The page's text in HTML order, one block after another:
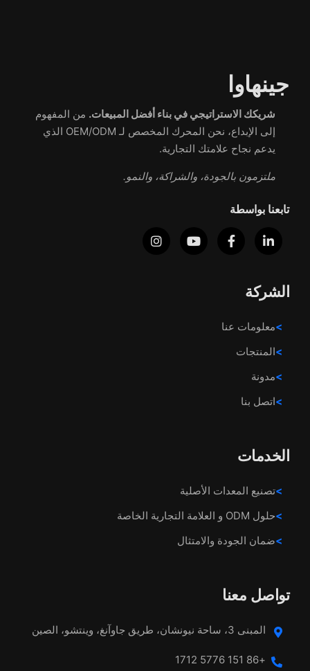
جينهاوا
شريكك الاستراتيجي في بناء أفضل المبيعات. من المفهوم
إلى الإبداع، نحن المحرك المخصص لـ OEM/ODM الذي
يدعم نجاح علامتك التجارية.
ملتزمون بالجودة، والشراكة، والنمو.
تابعنا بواسطة
الشركة
معلومات عنا
المنتجات
مدونة
اتصل بنا
الخدمات
تصنيع المعدات الأصلية
حلول ODM و العلامة التجارية الخاصة
ضمان الجودة والامتثال
تواصل معنا
المبنى 3، ساحة نيونشان، طريق جاوآنغ، وينتشو، الصين
+86 151 5776 1712